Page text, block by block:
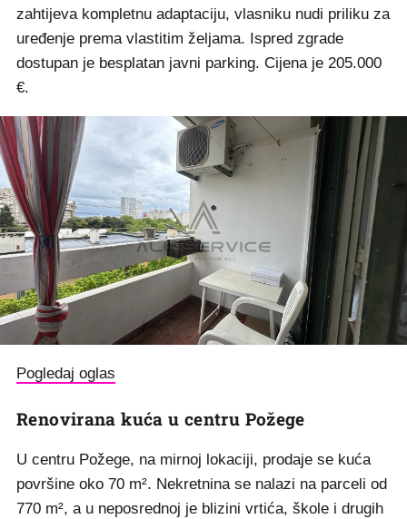
zahtijeva kompletnu adaptaciju, vlasniku nudi priliku za
uređenje prema vlastitim željama. Ispred zgrade
dostupan je besplatan javni parking. Cijena je 205.000
€.
Pogledaj oglas
Renovirana kuća u centru Požege
U centru Požege, na mirnoj lokaciji, prodaje se kuća
površine oko 70 m². Nekretnina se nalazi na parceli od
770 m², a u neposrednoj je blizini vrtića, škole i drugih